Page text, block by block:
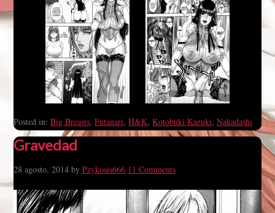
Posted in:Big Breasts,Futanari,H&K,Kotobuki Kazuki,Nakadashi
Gravedad
28 agosto, 2014 byPzykosis666 11 Comments